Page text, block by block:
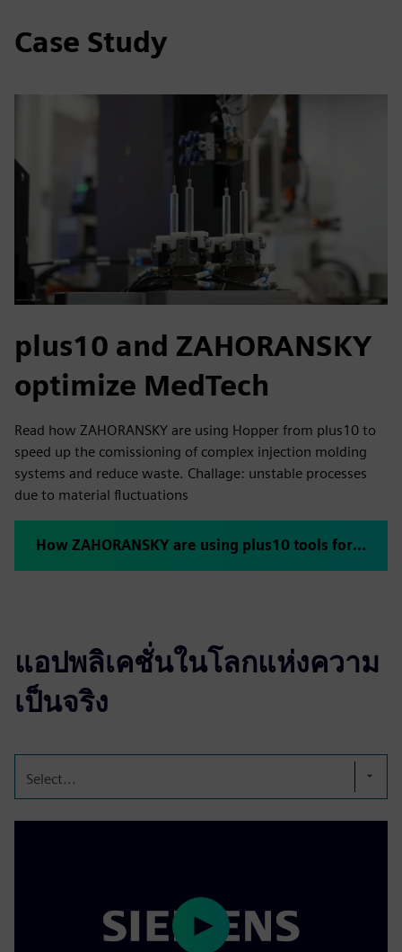
Case Study
plus10 and ZAHORANSKY
optimize MedTech
Read how ZAHORANSKY are using Hopper from plus10 to
speed up the comissioning of complex injection molding
systems and reduce waste. Challage: unstable processes
due to material fluctuations
How ZAHORANSKY are using plus10 tools for rapid ramp-up
แอปพลิเคชั่นในโลกแห่งความ
เป็นจริง
Select...
Play